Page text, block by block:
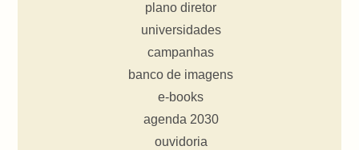
plano diretor
universidades
campanhas
banco de imagens
e-books
agenda 2030
ouvidoria